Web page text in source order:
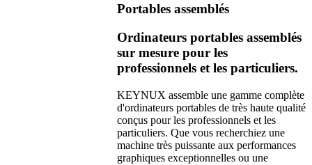
Portables assemblés
Ordinateurs portables assemblés
sur mesure pour les
professionnels et les particuliers.
KEYNUX assemble une gamme complète
d'ordinateurs portables de très haute qualité
conçus pour les professionnels et les
particuliers. Que vous recherchiez une
machine très puissante aux performances
graphiques exceptionnelles ou une